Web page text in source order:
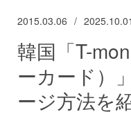
2015.03.06 2025.10.01
韓国「T-
ーカード）
ージ方法を